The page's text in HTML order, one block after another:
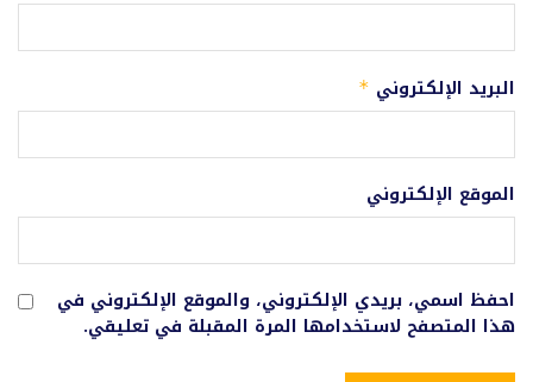
البريد الإلكتروني *
الموقع الإلكتروني
احفظ اسمي، بريدي الإلكتروني، والموقع الإلكتروني في
هذا المتصفح لاستخدامها المرة المقبلة في تعليقي.